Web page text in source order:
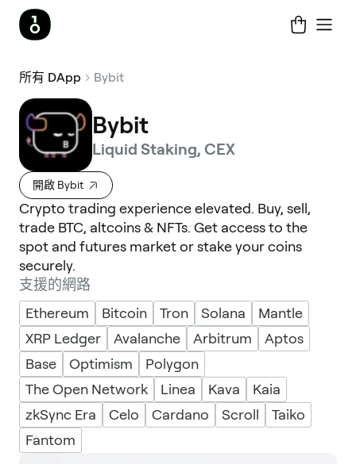
所有 DApp Bybit
Bybit
Liquid Staking, CEX
開啟 Bybit
Crypto trading experience elevated. Buy, sell,
trade BTC, altcoins & NFTs. Get access to the
spot and futures market or stake your coins
securely.
支援的網路
Ethereum
Bitcoin Tron Solana
Mantle
XRP Ledger
Avalanche Arbitrum
Aptos
Base
Optimism
Polygon
The Open Network
Linea Kava
Kaia
zkSync Era
Celo Cardano Scroll
Taiko
Fantom